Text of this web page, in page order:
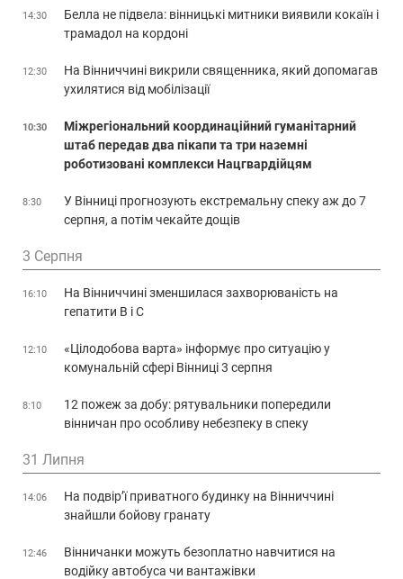
14:30
Белла не підвела: вінницькі митники виявили кокаїн і
трамадол на кордоні
12:30
На Вінниччині викрили священника, який допомагав
ухилятися від мобілізації
10:30
Міжрегіональний координаційний гуманітарний
штаб передав два пікапи та три наземні
роботизовані комплекси Нацгвардійцям
8:30
У Вінниці прогнозують екстремальну спеку аж до 7
серпня, а потім чекайте дощів
3 Серпня
16:10
На Вінниччині зменшилася захворюваність на
гепатити В і С
12:10
«Цілодобова варта» інформує про ситуацію у
комунальній сфері Вінниці 3 серпня
8:10
12 пожеж за добу: рятувальники попередили
вінничан про особливу небезпеку в спеку
31 Липня
14:06
На подвір’ї приватного будинку на Вінниччині
знайшли бойову гранату
12:46
Вінничанки можуть безоплатно навчитися на
водійку автобуса чи вантажівки